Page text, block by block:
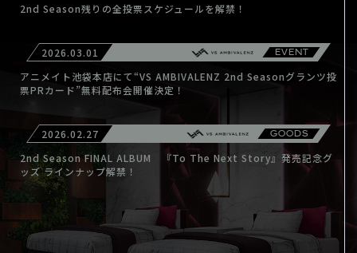
2nd Season残りの全投票スケジュールを解禁！
2026.03.01 EVENT
アニメイト池袋本店にて“VS AMBIVALENZ 2nd Seasonグランツ投
票PRカード”無料配布会開催決定！
2026.02.27 GOODS
2nd Season FINAL ALBUM 『To The Next Story』発売記念グ
ッズ ラインナップ解禁！